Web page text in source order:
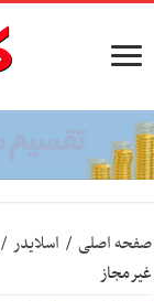
صفحه اصلی / اسلایدر /
غیرمجاز